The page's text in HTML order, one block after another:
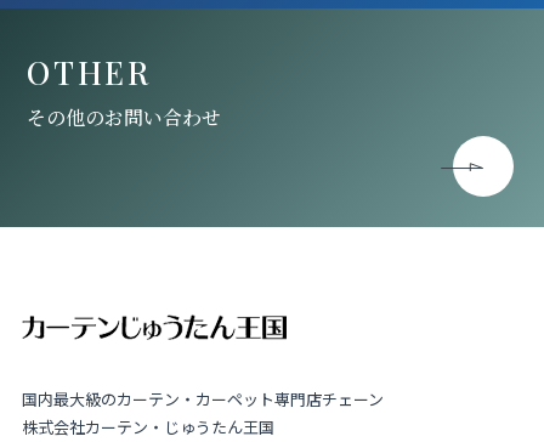
OTHER
その他のお問い合わせ
国内最大級のカーテン・カーペット専門店チェーン
株式会社カーテン・じゅうたん王国